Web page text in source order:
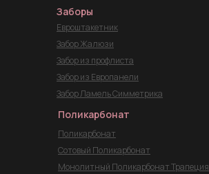
Заборы
Евроштакетник
Забор Жалюзи
Забор из профлиста
Забор из Европанели
Забор Ламель Симметрика
Поликарбонат
Поликарбонат
Сотовый Поликарбонат
Монолитный Поликарбонат Трапеция